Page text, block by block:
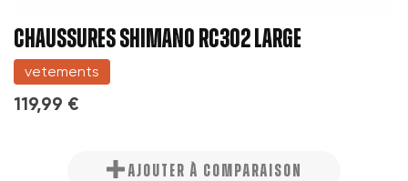
CHAUSSURES SHIMANO RC302 LARGE
vetements
119,99 €
AJOUTER À COMPARAISON